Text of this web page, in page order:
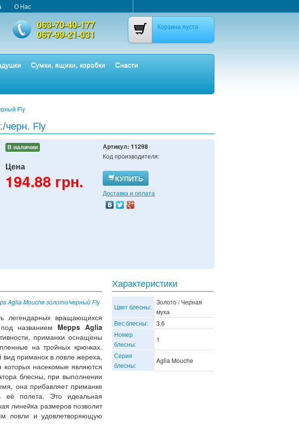
О Нас
063-70-40-177
067-99-21-031
Корзина пуста
Сумки, ящики, коробки
Снасти
Fly
черн. Fly
В наличии
Цена
194.88 грн.
Артикул: 11298
Код производителя:
КУПИТЬ
Доставка и оплата
Aglia Mouche золото/черный Fly
легендарных вращающихся
названием Mepps Aglia
приманки оснащены
на тройных крючках.
вид приманок в ловле жереха,
которых насекомые являются
блесны, при выполнении
она прибавляет приманке
её полета. Это идеальная
линейка размеров позволит
ловли и удовлетворяющую
Характеристики
Цвет блесны:
Золото / Черная
муха
Вес блесны:
3.6
Номер
блесны:
1
Серия
блесны:
Aglia Mouche